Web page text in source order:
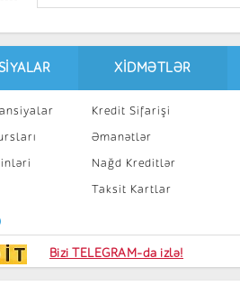
XIDMƏTLƏR
Kredit Sifarişi
Əmanətlər
Nağd Kreditlər
Taksit Kartlar
Kart sifarişi
Bizi TELEGRAM-da izlə!